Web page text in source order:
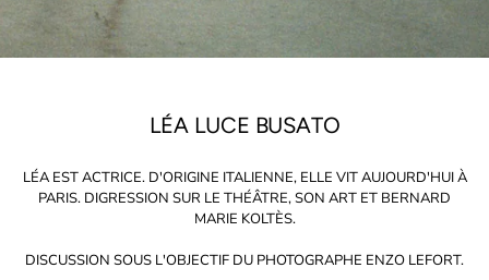
LÉA LUCE BUSATO
LÉA EST ACTRICE. D'ORIGINE ITALIENNE, ELLE VIT AUJOURD'HUI À
PARIS. DIGRESSION SUR LE THÉÂTRE, SON ART ET BERNARD
MARIE KOLTÈS.
DISCUSSION SOUS L'OBJECTIF DU PHOTOGRAPHE ENZO LEFORT.